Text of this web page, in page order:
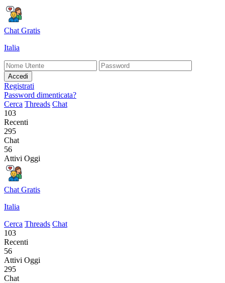
Chat Gratis
Italia
Accedi
Registrati
Password dimenticata?
Cerca Threads Chat
103
Recenti
295
Chat
56
Attivi Oggi
Chat Gratis
Italia
Cerca Threads Chat
103
Recenti
56
Attivi Oggi
295
Chat